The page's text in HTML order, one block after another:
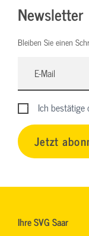
Newsletter
Bleiben Sie einen
Ich bestätige
Jetzt
Ihre SVG Saar